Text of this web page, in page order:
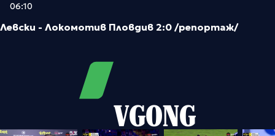
06:10
Левски - Локомотив Пловдив 2:0 /репортаж/
VGONG